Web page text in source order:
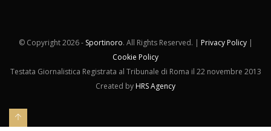
Sportinoro. All Rights Reserved. |
Cookie Policy
Testata Giornalistica Registrata al Tribunale di Roma il 22 novembre 2013